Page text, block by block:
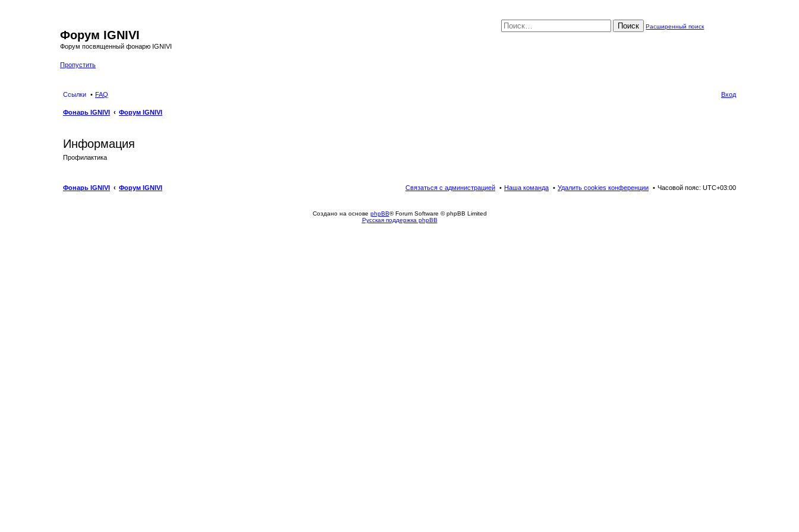
Форум IGNIVI
Форум посвященный фонарю IGNIVI
Пропустить
Поиск Расширенный поиск
Ссылки FAQ Вход
Фонарь IGNIVI Форум IGNIVI
Информация
Профилактика
Фонарь IGNIVI Форум IGNIVI Часовой пояс: UTC+03:00
Удалить cookies конференции
Наша команда
Связаться с администрацией
Создано на основе phpBB® Forum Software © phpBB Limited
Русская поддержка phpBB